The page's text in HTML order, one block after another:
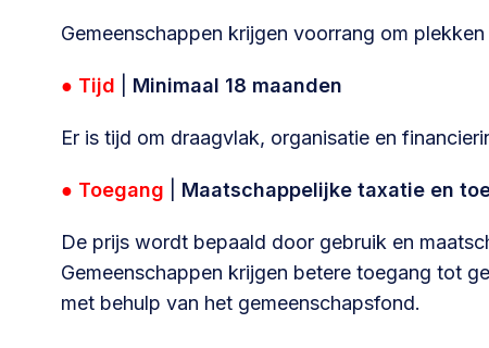
Gemeenschappen krijgen voorrang om
● Tijd Minimaal 18 maanden
Er is tijd om draagvlak, organisatie en
● Toegang Maatschappelijke taxatie en
De prijs wordt bepaald door gebruik en
Gemeenschappen krijgen betere toegang tot
met behulp van het gemeenschapsfond.